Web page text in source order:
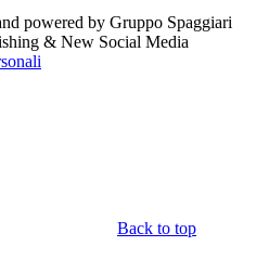
powered by Gruppo Spaggiari
& New Social Media
Back to top